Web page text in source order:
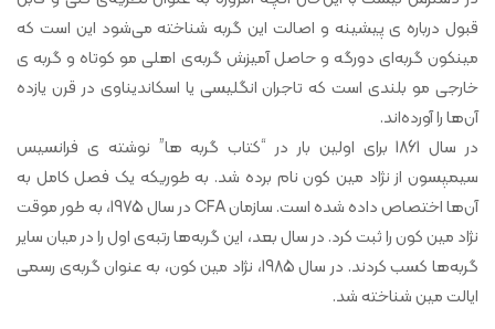
قبول درباره ی پیشینه و اصالت این گربه شناخته می‌شود این است که
مینکون گربه‌ای دورگه و حاصل آمیزش گربه‌ی اهلی مو کوتاه و گربه ی
خارجی مو بلندی است که تاجران انگلیسی یا اسکاندیناوی در قرن یازده
آن‌ها را آورده‌اند.
در سال 1861 برای اولین بار در “کتاب گربه ها” نوشته ی فرانسیس
سیمپسون از نژاد مین کون نام برده شد. به طوریکه یک فصل کامل به
آن‌ها اختصاص داده شده است. سازمان CFA در سال 1975، به طور موقت
نژاد مین کون را ثبت کرد. در سال بعد، این گربه‌ها رتبه‌ی اول را در میان سایر
گربه‌ها کسب کردند. در سال 1985، نژاد مین کون، به عنوان گربه‌ی رسمی
ایالت مین شناخته شد.